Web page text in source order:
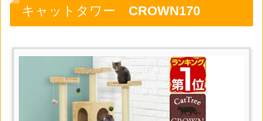
キャットタワー CROWN170